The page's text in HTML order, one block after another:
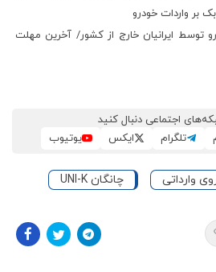
بر واردات خودرو
توسط ایرانیان خارج از کشور/ آخرین مهلت
اجتماعی دنبال کنید
تلگرام ایکس یوتیوب
وارداتی چانگان UNI-K